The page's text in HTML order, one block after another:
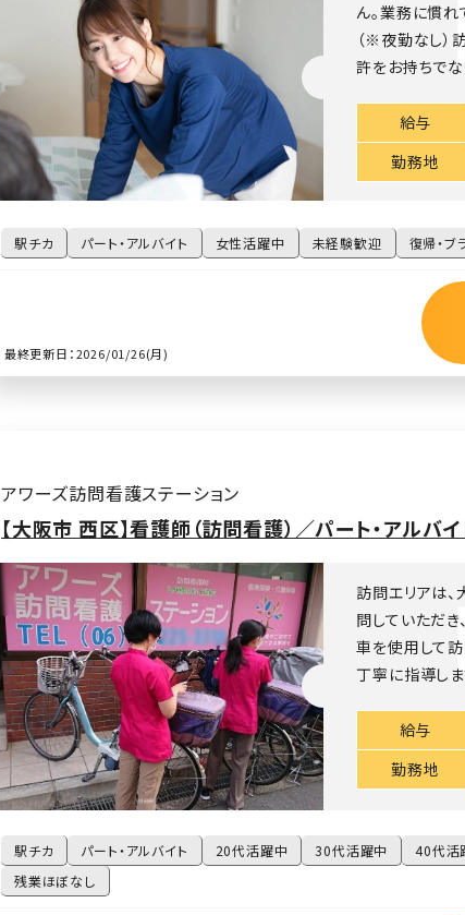
駅チカ パート・アルバイト 女性活躍中 未経験歓迎 復帰・ブ
ん。業務に慣
（※夜勤なし）
許をお持ちで
給与
勤務地
最終更新日：2026/01/26(月)
アワーズ訪問看護ステーション
【大阪市 西区】看護師（訪問看護）／パート・アルバイ
駅チカ パート・アルバイト 20代活躍中 30代活躍中 40代活
残業ほぼなし
訪問エリアは
問していただ
車を使用して
丁寧に指導し
給与
勤務地